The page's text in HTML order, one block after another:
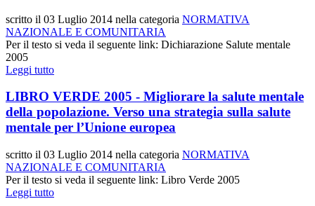
scritto il 03 Luglio 2014 nella categoria NORMATIVA
NAZIONALE E COMUNITARIA
Per il testo si veda il seguente link: Dichiarazione Salute mentale
2005
Leggi tutto
LIBRO VERDE 2005 - Migliorare la salute mentale
della popolazione. Verso una strategia sulla salute
mentale per l’Unione europea
scritto il 03 Luglio 2014 nella categoria NORMATIVA
NAZIONALE E COMUNITARIA
Per il testo si veda il seguente link: Libro Verde 2005
Leggi tutto